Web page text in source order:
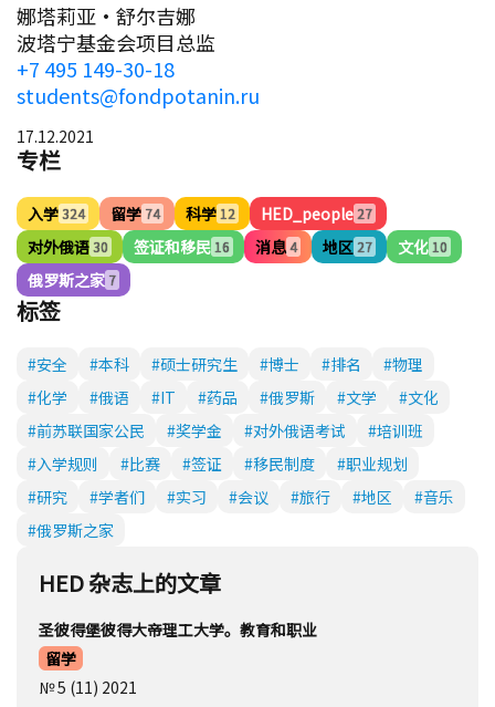
娜塔莉亚·舒尔吉娜
波塔宁基金会项目总监
+7 495 149-30-18
students@fondpotanin.ru
17.12.2021
专栏
入学324 留学 74 科学 12 HED_people27
对外俄语30 签证和移民 16 消息4 地区 27 文化 10
俄罗斯之家 7
标签
#安全 #本科 #硕士研究生 #博士 #排名
#物理
#化学
#俄语 #IT #药品 #俄罗斯 #文学
#文化
#前苏联国家公民
#奖学金 #对外俄语考试
#培训班
#入学规则
#比赛 #签证 #移民制度
#职业规划
#研究
#学者们 #实习 #会议 #旅行 #地区
#音乐
#俄罗斯之家
HED 杂志上的文章
圣彼得堡彼得大帝理工大学。教育和职业
留学
№ 5 (11) 2021